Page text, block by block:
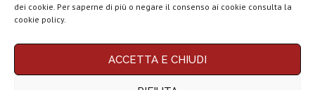
dei cookie. Per saperne di più o negare il consenso ai cookie consulta la
cookie policy.
ACCETTA E CHIUDI
Chi siamo Contatti Disclaimer Privacy policy
Motorola rinnova